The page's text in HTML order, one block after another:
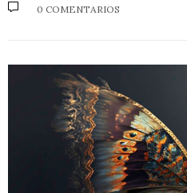
0 COMENTARIOS